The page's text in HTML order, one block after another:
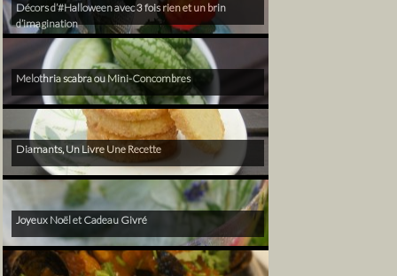
Décors d’#Halloween avec 3 fois rien et un brin
d’imagination
Melothria scabra ou Mini-Concombres
Diamants, Un Livre Une Recette
Joyeux Noël et Cadeau Givré